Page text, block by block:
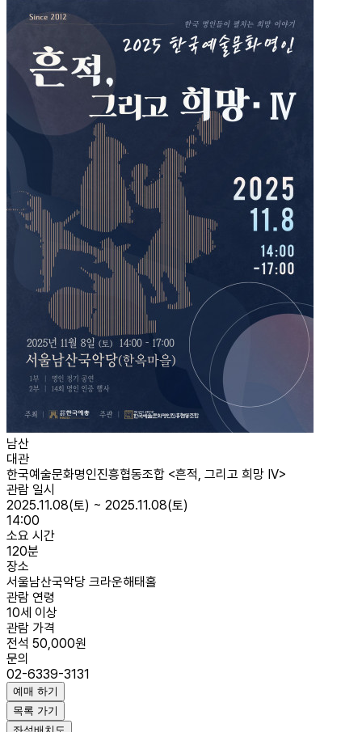
남산
대관
한국예술문화명인진흥협동조합 <흔적, 그리고 희망 IV>
관람 일시
2025.11.08(토) ~ 2025.11.08(토)
14:00
소요 시간
120분
장소
서울남산국악당 크라운해태홀
관람 연령
10세 이상
관람 가격
전석 50,000원
문의
02-6339-3131
예매 하기
목록 가기